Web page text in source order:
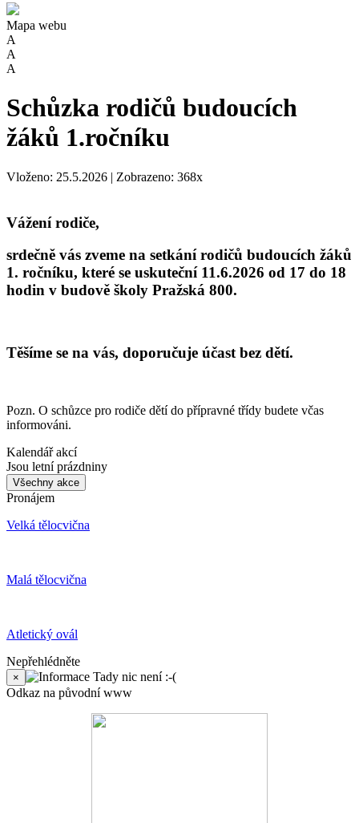
Mapa webu
A
A
A
Schůzka rodičů budoucích
žáků 1.ročníku
Vloženo: 25.5.2026 | Zobrazeno: 368x
Vážení rodiče,
srdečně vás zveme na setkání rodičů budoucích žáků
1. ročníku, které se uskuteční 11.6.2026 od 17 do 18
hodin v budově školy Pražská 800.
Těšíme se na vás, doporučuje účast bez dětí.
Pozn. O schůzce pro rodiče dětí do přípravné třídy budete včas
informováni.
Kalendář akcí
Jsou letní prázdniny
Všechny akce
Pronájem
Velká tělocvična
Malá tělocvična
Atletický ovál
Nepřehlédněte
×
Tady nic není :-(
Odkaz na původní www